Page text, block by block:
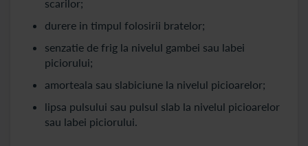
scarilor;
durere in timpul folosirii bratelor;
senzatie de frig la nivelul gambei sau labei
piciorului;
amorteala sau slabiciune la nivelul picioarelor;
lipsa pulsului sau pulsul slab la nivelul picioarelor
sau labei piciorului.